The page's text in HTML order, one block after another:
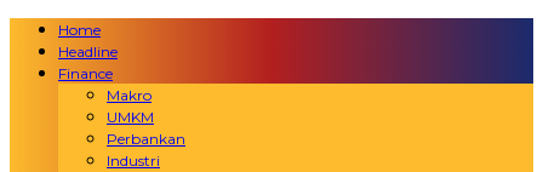
Home
Headline
Finance
Makro
UMKM
Perbankan
Industri